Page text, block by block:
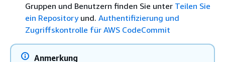
Gruppen und Benutzern finden Sie unter Teilen Sie
ein Repositoryund. Authentifizierung und
Zugriffskontrolle für AWS CodeCommit
Anmerkung